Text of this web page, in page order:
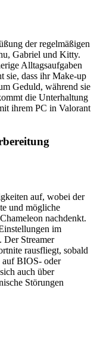
der regelmäßigen
Gabriel und Kitty.
Alltagsaufgaben
sie, dass ihr Make-up
Geduld, während sie
die Unterhaltung
ihrem PC in Valorant
auf, wobei der
und mögliche
nachdenkt.
im
Der Streamer
rausfliegt, sobald
auf BIOS- oder
auch über
Störungen